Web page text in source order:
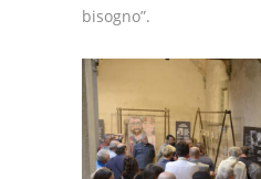
bisogno”.